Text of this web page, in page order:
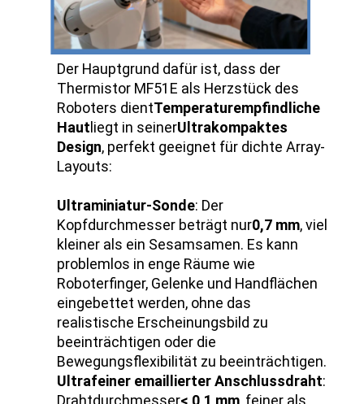
Der Hauptgrund dafür ist, dass der
Thermistor MF51E als Herzstück des
Roboters dientTemperaturempfindliche
Haut liegt in seinerUltrakompaktes
Design, perfekt geeignet für dichte Array-
Layouts:
Ultraminiatur-Sonde: Der
Kopfdurchmesser beträgt nur0,7 mm, viel
kleiner als ein Sesamsamen. Es kann
problemlos in enge Räume wie
Roboterfinger, Gelenke und Handflächen
eingebettet werden, ohne das
realistische Erscheinungsbild zu
beeinträchtigen oder die
Bewegungsflexibilität zu beeinträchtigen.
Ultrafeiner emaillierter Anschlussdraht: